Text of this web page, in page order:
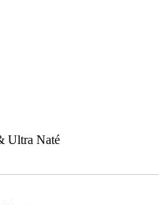
Ultra Naté